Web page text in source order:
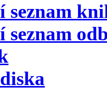
seznam
seznam